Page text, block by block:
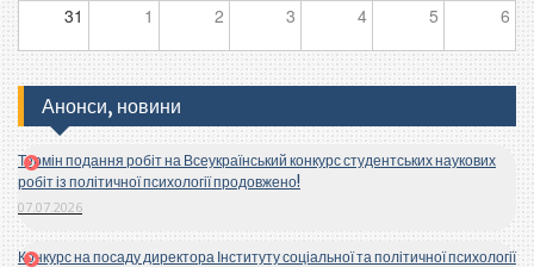
31 1 2 3 4 5 6
Анонси, новини
Термін подання робіт на Всеукраїнський конкурс студентських наукових
робіт із політичної психології продовжено!
07.07.2026
Конкурс на посаду директора Інституту соціальної та політичної психології